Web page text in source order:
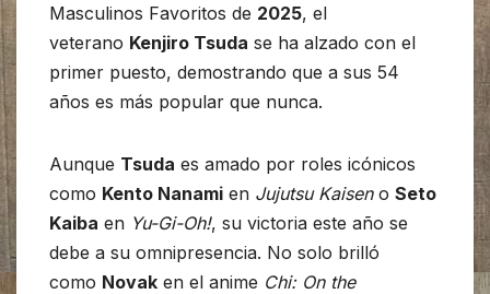
Masculinos Favoritos de 2025, el
veterano Kenjiro Tsuda se ha alzado con el
primer puesto, demostrando que a sus 54
años es más popular que nunca.
Aunque Tsuda es amado por roles icónicos
como Kento Nanami en Jujutsu Kaiseno Seto
Kaiba en Yu-Gi-Oh!, su victoria este año se
debe a su omnipresencia. No solo brilló
como Novak en el anime Chi: On the